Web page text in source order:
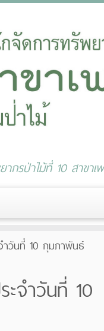
กรป่าไม้ที่ 10 สาขาเ
ำวันที่ 10 กุมภาพันธ์
จำวันที่ 10